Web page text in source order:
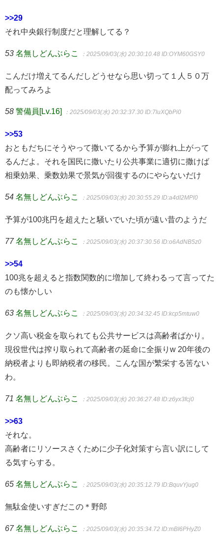
>>29
それ中央銀行制度だと理解してる？
53 名無しどんぶらこ ：2025/09/03(水) 20:30:10.48 ID:OYM60GSY0
こんだけ増えてるんだしどうせなら思い切って１人５０万
配ってみろよ
58 警備員[Lv.16] ：2025/09/03(水) 20:32:37.30 ID:7luXQbPi0
>>53
おともだちにそうやって撒いてるから予算が膨れ上がって
るんだよ。それを国民に撒いたり公共事業に適切に撒けば
相乗効果、乗数効果で景気が回復するのにやらないだけ
54 名無しどんぶらこ ：2025/09/03(水) 20:30:55.29 ID:a4dI2MPl0
予算が100兆円を超えたと騒いでいた頃が遠い昔のようだ
77 名無しどんぶらこ ：2025/09/03(水) 20:37:30.56 ID:o6AdNB5z0
>>54
100兆を超えると指数関数的に増加して終わるって言ってた
のも懐かしい
63 名無しどんぶらこ ：2025/09/03(水) 20:34:32.45 ID:kcp5mtuw0
クソ高い税金を取られても公共サービスは高齢者ばかり。
現役世代は搾り取られて高齢者の延命に全振りw 20年後の
納税者よりも即納税者の移民。こんな国が繁栄する筈ない
わ。
71 名無しどんぶらこ ：2025/09/03(水) 20:36:27.48 ID:z6yx3fcj0
>>63
それな。
高齢者にリソースさくために少子化対策すら言い訳にして
る気すらする。
65 名無しどんぶらこ ：2025/09/03(水) 20:35:12.79 ID:BquvYjug0
無駄金使いすぎだこの＊野郎
67 名無しどんぶらこ ：2025/09/03(水) 20:35:34.72 ID:mBI6PHyZ0